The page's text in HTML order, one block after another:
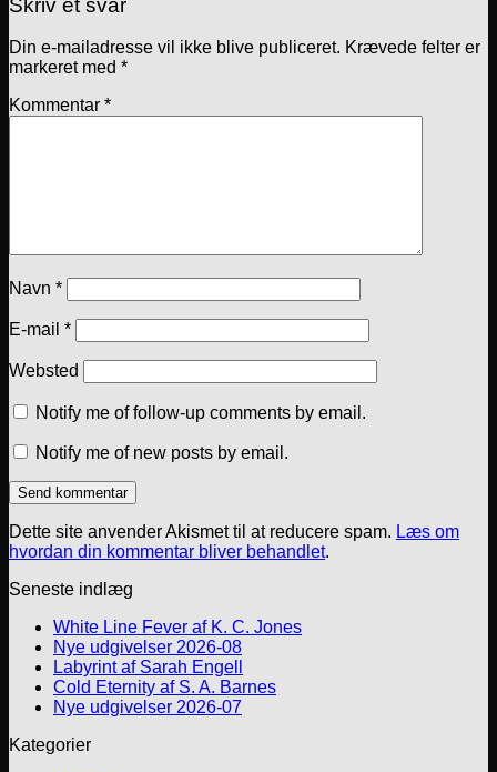
Skriv et svar
Din e-mailadresse vil ikke blive publiceret. Krævede felter er
markeret med *
Kommentar *
Navn *
E-mail *
Websted
Notify me of follow-up comments by email.
Notify me of new posts by email.
Dette site anvender Akismet til at reducere spam. Læs om
hvordan din kommentar bliver behandlet.
Seneste indlæg
White Line Fever af K. C. Jones
Nye udgivelser 2026-08
Labyrint af Sarah Engell
Cold Eternity af S. A. Barnes
Nye udgivelser 2026-07
Kategorier